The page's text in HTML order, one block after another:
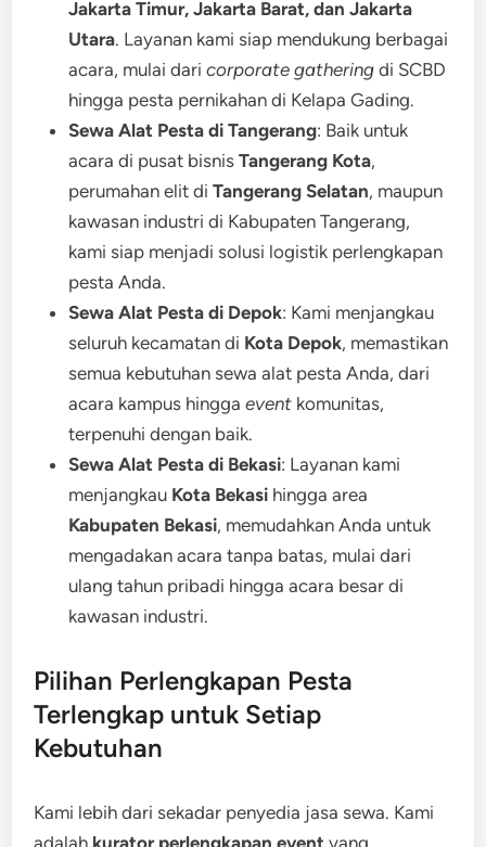
Jakarta Timur, Jakarta Barat, dan Jakarta
Utara. Layanan kami siap mendukung berbagai
acara, mulai daricorporate gathering di SCBD
hingga pesta pernikahan di Kelapa Gading.
Sewa Alat Pesta di Tangerang: Baik untuk
acara di pusat bisnisTangerang Kota,
perumahan elit diTangerang Selatan, maupun
kawasan industri di Kabupaten Tangerang,
kami siap menjadi solusi logistik perlengkapan
pesta Anda.
Sewa Alat Pesta di Depok: Kami menjangkau
seluruh kecamatan di Kota Depok, memastikan
semua kebutuhan sewa alat pesta Anda, dari
acara kampus hinggaevent komunitas,
terpenuhi dengan baik.
Sewa Alat Pesta di Bekasi: Layanan kami
menjangkau Kota Bekasi hingga area
Kabupaten Bekasi, memudahkan Anda untuk
mengadakan acara tanpa batas, mulai dari
ulang tahun pribadi hingga acara besar di
kawasan industri.
Pilihan Perlengkapan Pesta
Terlengkap untuk Setiap
Kebutuhan
Kami lebih dari sekadar penyedia jasa sewa. Kami
adalah kurator perlengkapan event yang